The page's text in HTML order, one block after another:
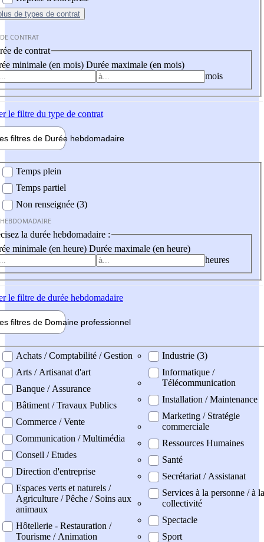
de types de contrat
CONTRAT
de contrat
minimale (en mois) Durée maximale (en mois)
mois
le filtre du type de contrat
filtres de Durée hebdomadaire
Temps plein
Temps partiel
Non renseignée (3)
la durée hebdomadaire :
minimale (en heure) Durée maximale (en heure)
heures
le filtre de durée hebdomadaire
filtres de Domaine professionnel
professionel
Achats / Comptabilité / Gestion
Arts / Artisanat d'art
Banque / Assurance
Bâtiment / Travaux Publics
Commerce / Vente
Communication / Multimédia
Conseil / Etudes
Direction d'entreprise
Espaces verts et naturels /
Agriculture / Pêche / Soins aux
animaux
Hôtellerie - Restauration /
Tourisme / Animation
Industrie (3)
Informatique /
Télécommunication
Installation / Maintenance
Marketing / Stratégie
commerciale
Ressources Humaines
Santé
Secrétariat / Assistanat
Services à la personne / à la
collectivité
Spectacle
Sport